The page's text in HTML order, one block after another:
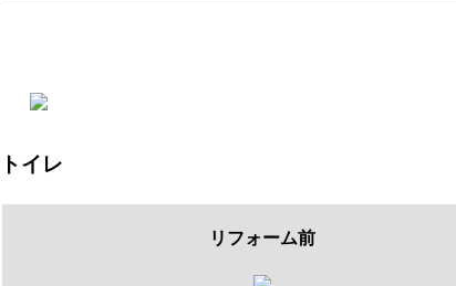
トイレ
リフォーム前